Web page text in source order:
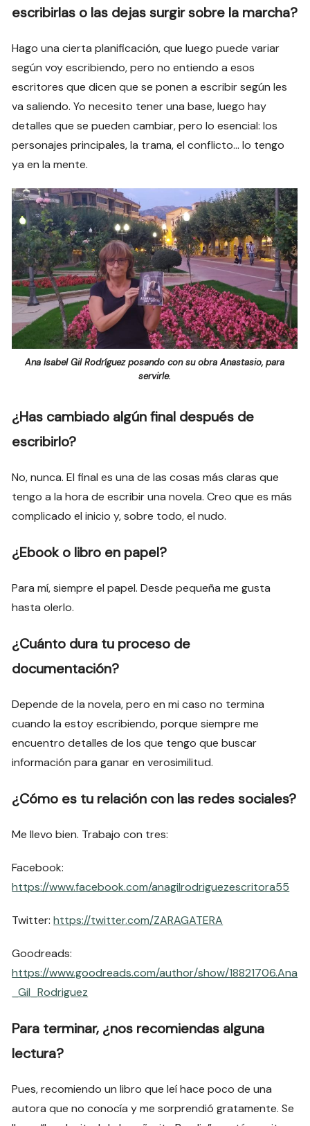
escribirlas o las dejas surgir sobre la marcha?
Hago una cierta planificación, que luego puede variar
según voy escribiendo, pero no entiendo a esos
escritores que dicen que se ponen a escribir según les
va saliendo. Yo necesito tener una base, luego hay
detalles que se pueden cambiar, pero lo esencial: los
personajes principales, la trama, el conflicto… lo tengo
ya en la mente.
Ana Isabel Gil Rodríguez posando con su obra Anastasio, para
servirle.
¿Has cambiado algún final después de
escribirlo?
No, nunca. El final es una de las cosas más claras que
tengo a la hora de escribir una novela. Creo que es más
complicado el inicio y, sobre todo, el nudo.
¿Ebook o libro en papel?
Para mí, siempre el papel. Desde pequeña me gusta
hasta olerlo.
¿Cuánto dura tu proceso de
documentación?
Depende de la novela, pero en mi caso no termina
cuando la estoy escribiendo, porque siempre me
encuentro detalles de los que tengo que buscar
información para ganar en verosimilitud.
¿Cómo es tu relación con las redes sociales?
Me llevo bien. Trabajo con tres:
Facebook:
https://www.facebook.com/anagilrodriguezescritora55
Twitter:https://twitter.com/ZARAGATERA
Goodreads:
https://www.goodreads.com/author/show/18821706.Ana
_Gil_Rodriguez
Para terminar, ¿nos recomiendas alguna
lectura?
Pues, recomiendo un libro que leí hace poco de una
autora que no conocía y me sorprendió gratamente. Se